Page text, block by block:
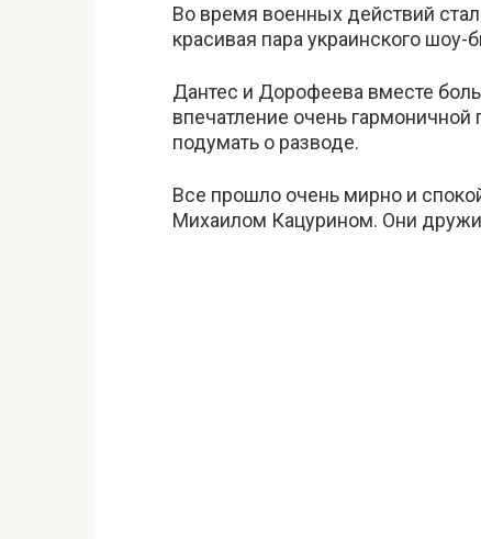
Во время военных действий
красивая пара украинского шоу-
Дантес и Дорофеева вместе
впечатление очень
подумать о разводе.
Все прошло очень мирно и
Михаилом Кацурином. Они